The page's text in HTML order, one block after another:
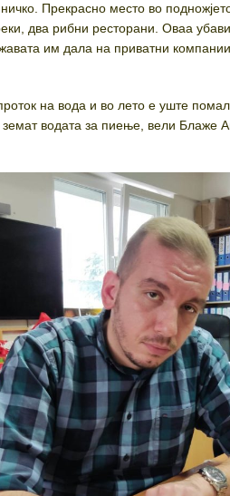
Прекрасно место во
два рибни ресторани. Оваа
им дала на приватни
на вода и во лето е уште
водата за пиење, вели Блаже